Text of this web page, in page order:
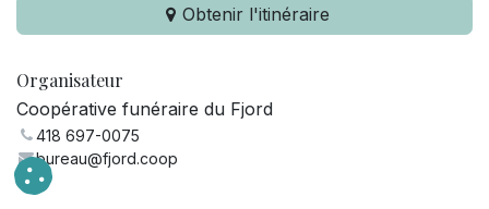
Obtenir l'itinéraire
Organisateur
Coopérative funéraire du Fjord
418 697-0075
bureau@fjord.coop